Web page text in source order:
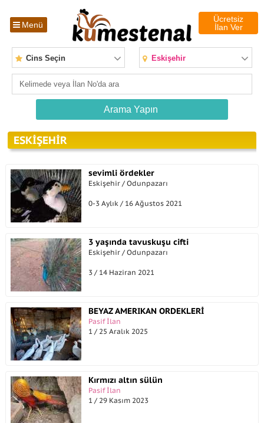
Menü
Ücretsiz
İlan Ver
Cins Seçin Eskişehir
ESKIŞEHIR
sevimli ördekler
Eskişehir / Odunpazarı
0-3 Aylık / 16 Ağustos 2021
3 yaşında tavuskuşu cifti
Eskişehir / Odunpazarı
3 / 14 Haziran 2021
BEYAZ AMERIKAN ORDEKLERİ
Pasif İlan
1 / 25 Aralık 2025
Kırmızı altın sülün
Pasif İlan
1 / 29 Kasım 2023